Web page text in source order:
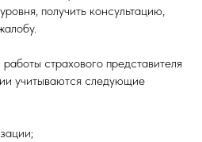
получить консультацию,
страхового представителя
учитываются следующие